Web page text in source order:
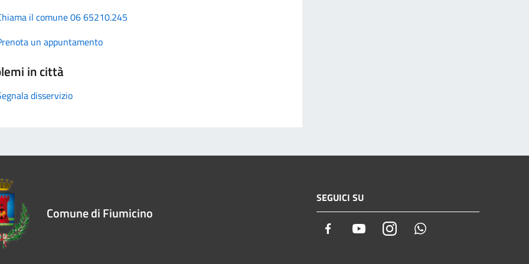
il comune 06 65210.245
un appuntamento
in città
disservizio
Comune di Fiumicino
SEGUICI SU
Facebook YoutubeInstagram